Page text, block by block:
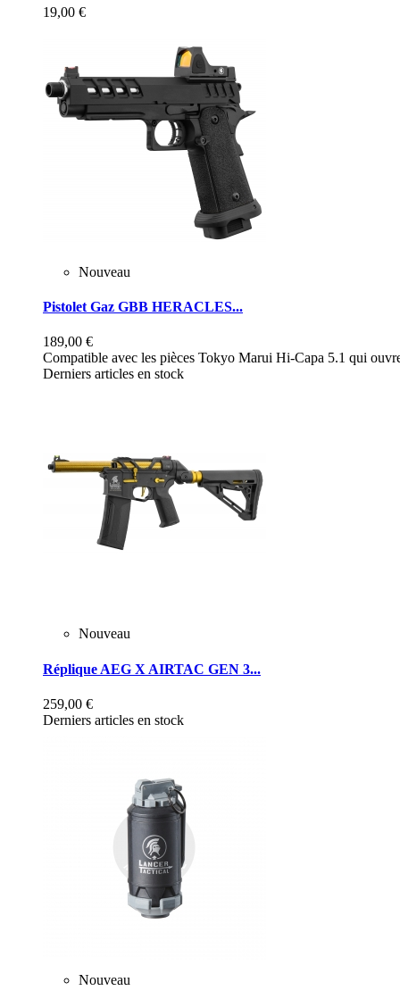
19,00 €
Nouveau
Pistolet Gaz GBB HERACLES...
189,00 €
Compatible avec les pièces Tokyo Marui Hi-Capa 5.1 qui
Derniers articles en stock
Nouveau
Réplique AEG X AIRTAC GEN 3...
259,00 €
Derniers articles en stock
Nouveau